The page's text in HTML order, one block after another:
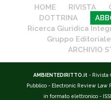
HOME RIVISTA
DOTTRINA
Ricerca Giuridica
Gruppo Editoriale
ARCHIVIO
AMBIENTEDIRITTO.it - Rivista
Pubblico - Electronic Review Law
in formato elettronico -